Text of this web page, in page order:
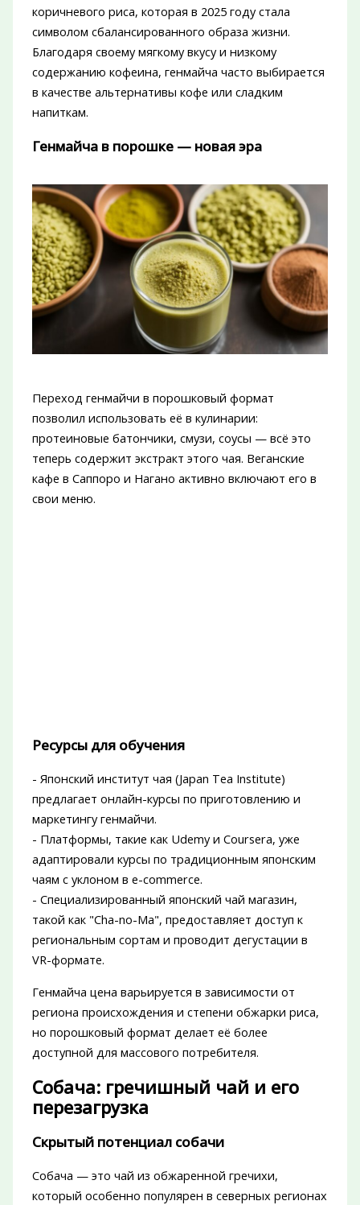
коричневого риса, которая в 2025 году стала
символом сбалансированного образа жизни.
Благодаря своему мягкому вкусу и низкому
содержанию кофеина, генмайча часто выбирается
в качестве альтернативы кофе или сладким
напиткам.
Генмайча в порошке — новая эра
Переход генмайчи в порошковый формат
позволил использовать её в кулинарии:
протеиновые батончики, смузи, соусы — всё это
теперь содержит экстракт этого чая. Веганские
кафе в Саппоро и Нагано активно включают его в
свои меню.
Ресурсы для обучения
- Японский институт чая (Japan Tea Institute)
предлагает онлайн-курсы по приготовлению и
маркетингу генмайчи.
- Платформы, такие как Udemy и Coursera, уже
адаптировали курсы по традиционным японским
чаям с уклоном в e-commerce.
- Специализированный японский чай магазин,
такой как "Cha-no-Ma", предоставляет доступ к
региональным сортам и проводит дегустации в
VR-формате.
Генмайча цена варьируется в зависимости от
региона происхождения и степени обжарки риса,
но порошковый формат делает её более
доступной для массового потребителя.
Собача: гречишный чай и его
перезагрузка
Скрытый потенциал собачи
Собача — это чай из обжаренной гречихи,
который особенно популярен в северных регионах